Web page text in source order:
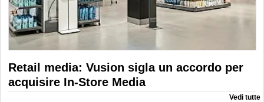
Retail media: Vusion sigla un accordo per
acquisire In-Store Media
Vedi tutte